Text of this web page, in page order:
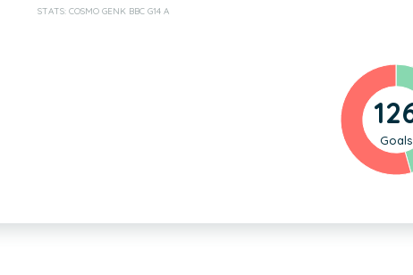
STATS: COSMO GENK BBC G14 A
Goals